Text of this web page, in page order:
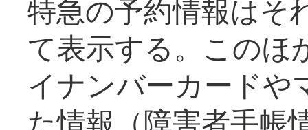
特急の予約情報はそ
て表示する。このほ
イナンバーカードや
た情報（障害者手帳